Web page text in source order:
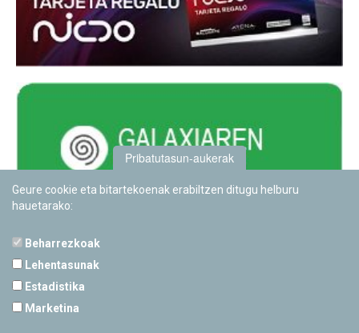
Pribatutasun-aukerak
Geure cookie eta bitartekoenak erabiltzen ditugu helburu
hauetarako:
Beharrezkoak
Lehentasunak
Estadistika
Marketina